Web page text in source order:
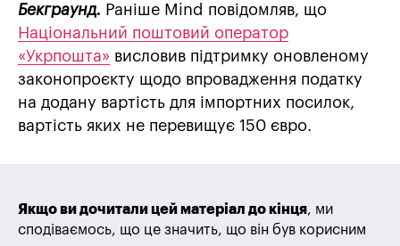
Бекграунд. Раніше Mind повідомляв, що
Національний поштовий оператор
«Укрпошта» висловив підтримку оновленому
законопроєкту щодо впровадження податку
на додану вартість для імпортних посилок,
вартість яких не перевищує 150 євро.
Якщо ви дочитали цей матеріал до кінця, ми
сподіваємось, що це значить, що він був корисним